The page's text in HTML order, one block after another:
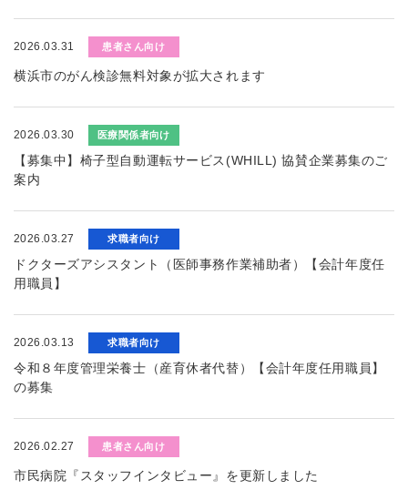
2026.03.31 患者さん向け
横浜市のがん検診無料対象が拡大されます
2026.03.30 医療関係者向け
【募集中】椅子型自動運転サービス(WHILL) 協賛企業募集のご
案内
2026.03.27 求職者向け
ドクターズアシスタント（医師事務作業補助者）【会計年度任
用職員】
2026.03.13 求職者向け
令和８年度管理栄養士（産育休者代替）【会計年度任用職員】
の募集
2026.02.27 患者さん向け
市民病院『スタッフインタビュー』を更新しました